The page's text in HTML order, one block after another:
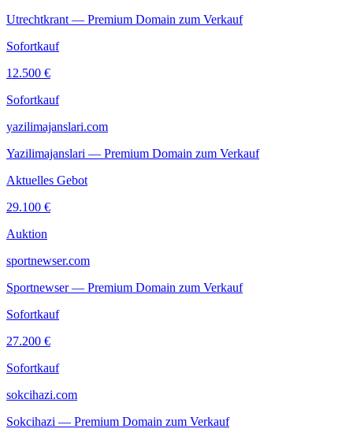
Utrechtkrant — Premium Domain zum Verkauf
Sofortkauf
12.500 €
Sofortkauf
yazilimajanslari.com
Yazilimajanslari — Premium Domain zum Verkauf
Aktuelles Gebot
29.100 €
Auktion
sportnewser.com
Sportnewser — Premium Domain zum Verkauf
Sofortkauf
27.200 €
Sofortkauf
sokcihazi.com
Sokcihazi — Premium Domain zum Verkauf